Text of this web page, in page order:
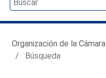
Organización de la Cámara
Búsqueda